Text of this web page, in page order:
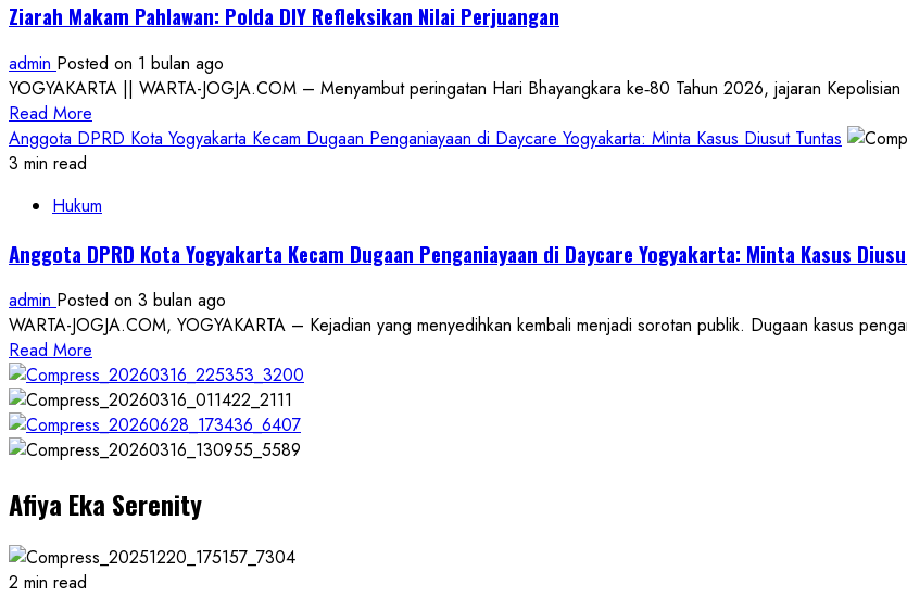
304
Personel
Naik
Pangkat,
Dorong
Pelayanan
kepada
Ziarah Makam Pahlawan: Polda DIY Refleksikan Nilai Perjuangan
admin Posted on 1 bulan ago
YOGYAKARTA || WARTA-JOGJA.COM – Menyambut peringatan Hari Bhayangkara ke‑80 Tahun 2026, jajaran
Read More
more
Makam
Polda
DIY
Refleksikan
Nilai
Perjuangan
Anggota DPRD Kota Yogyakarta Kecam Dugaan Penganiayaan di Daycare Yogyakarta: Minta Kasus Diusut Tuntas
3 min read
Hukum
Anggota DPRD Kota Yogyakarta Kecam Dugaan Penganiayaan di Daycare Yogyakarta: Minta Kasus
admin Posted on 3 bulan ago
WARTA-JOGJA.COM, YOGYAKARTA – Kejadian yang menyedihkan kembali menjadi sorotan publik. Dugaan kasus
Read More
more
about
Anggota
DPRD
Yogyakarta
Kecam
Dugaan
Penganiayaan
Afiya Eka Serenity
2 min read